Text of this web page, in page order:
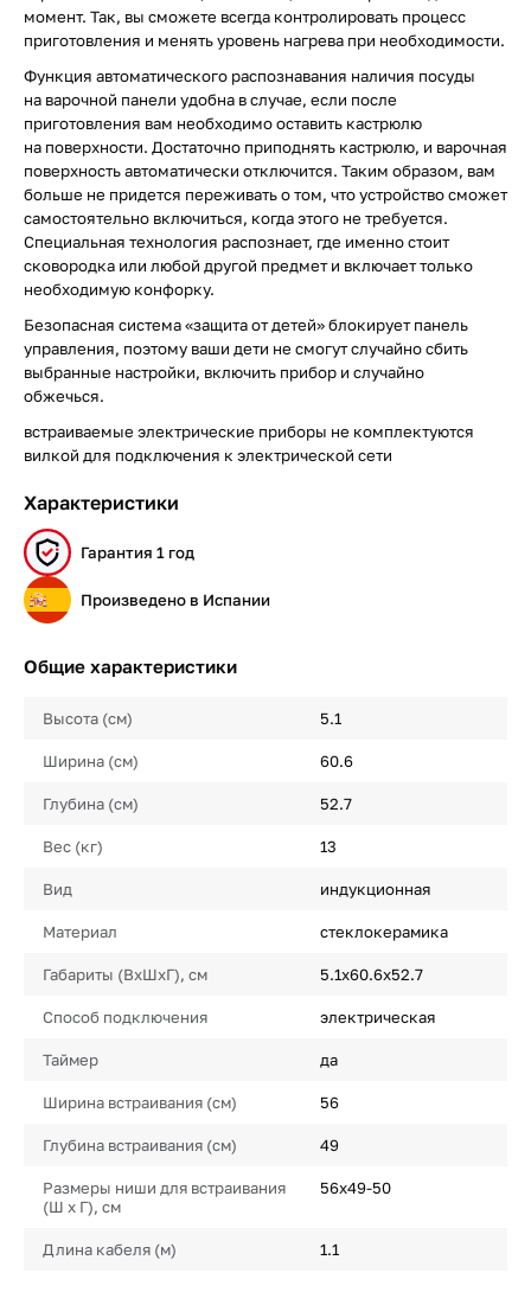
момент. Так, вы сможете всегда контролировать процесс
приготовления и менять уровень нагрева при необходимости.
Функция автоматического распознавания наличия посуды
на варочной панели удобна в случае, если после
приготовления вам необходимо оставить кастрюлю
на поверхности. Достаточно приподнять кастрюлю, и варочная
поверхность автоматически отключится. Таким образом, вам
больше не придется переживать о том, что устройство сможет
самостоятельно включиться, когда этого не требуется.
Специальная технология распознает, где именно стоит
сковородка или любой другой предмет и включает только
необходимую конфорку.
Безопасная система «защита от детей» блокирует панель
управления, поэтому ваши дети не смогут случайно сбить
выбранные настройки, включить прибор и случайно
обжечься.
встраиваемые электрические приборы не комплектуются
вилкой для подключения к электрической сети
Характеристики
Гарантия 1 год
Произведено в Испании
Общие характеристики
Высота (см) 5.1
Ширина (см) 60.6
Глубина (см) 52.7
Вес (кг) 13
Вид индукционная
Материал стеклокерамика
Габариты (ВхШхГ), см 5.1х60.6х52.7
Способ подключения электрическая
Таймер да
Ширина встраивания (см) 56
Глубина встраивания (см) 49
Размеры ниши для встраивания
(Ш х Г), см
56х49-50
Длина кабеля (м) 1.1